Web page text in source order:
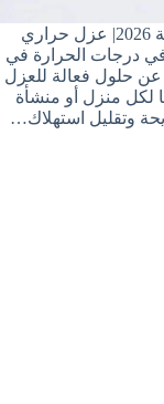
أفضل أنواع عزل الفوم بمكة 2026| عزل حراري
في درجات الحرارة في
حلول فعالة للعزل
لكل منزل أو منشأة
وتقليل استهلاك…